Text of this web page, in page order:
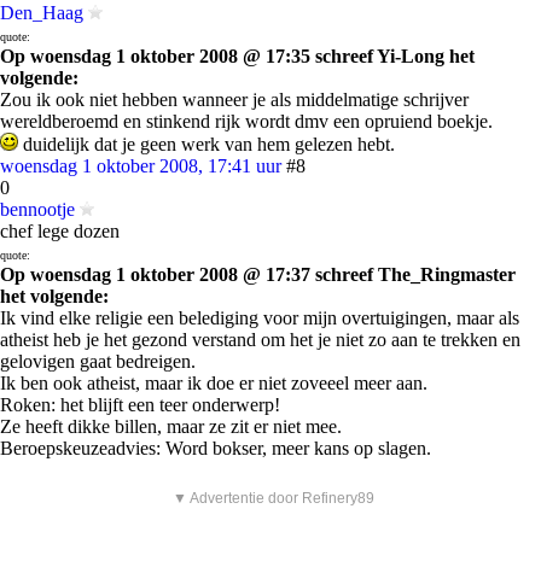
Den_Haag
quote:
Op woensdag 1 oktober 2008 @ 17:35 schreef Yi-Long het
volgende:
Zou ik ook niet hebben wanneer je als middelmatige schrijver
wereldberoemd en stinkend rijk wordt dmv een opruiend boekje.
duidelijk dat je geen werk van hem gelezen hebt.
woensdag 1 oktober 2008, 17:41 uur #8
0
bennootje
chef lege dozen
quote:
Op woensdag 1 oktober 2008 @ 17:37 schreef The_Ringmaster
het volgende:
Ik vind elke religie een belediging voor mijn overtuigingen, maar als
atheist heb je het gezond verstand om het je niet zo aan te trekken en
gelovigen gaat bedreigen.
Ik ben ook atheist, maar ik doe er niet zoveeel meer aan.
Roken: het blijft een teer onderwerp!
Ze heeft dikke billen, maar ze zit er niet mee.
Beroepskeuzeadvies: Word bokser, meer kans op slagen.
▼ Advertentie door Refinery89